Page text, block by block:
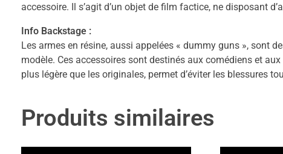
accessoire. Il s’agit d’un objet de film factice, ne disposant
Info Backstage :
Les armes en résine, aussi appelées « dummy guns », sont
modèle. Ces accessoires sont destinés aux comédiens et
plus légère que les originales, permet d’éviter les blessures
Produits similaires